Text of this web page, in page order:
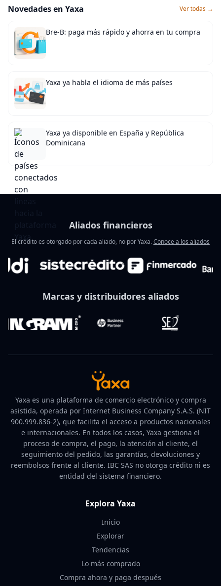
Novedades en Yaxa Ver todas →
Bre-B: paga más rápido y ahorra en tu compra
Yaxa ya habla el idioma de más países
Yaxa ya disponible en España y República
Dominicana
Aliados financieros
El crédito es otorgado por cada aliado, no por Yaxa.Conoce a los aliados
Marcas y distribuidores aliados
Yaxa es una plataforma de comercio electrónico y compra
asistida, operada por Internet Business Company S.A.S. (NIT
900.999.836-2), que facilita el acceso a productos nacionales
e internacionales. En todos los casos, Yaxa gestiona el
proceso de compra, el pago, la atención al cliente, el
seguimiento del pedido, las garantías, devoluciones y
reembolsos frente al cliente. IBC SAS no otorga crédito ni es
entidad del sistema financiero.
Explora Yaxa
Inicio
Explorar
Tendencias
Lo más comprado
Compra ahora y paga después